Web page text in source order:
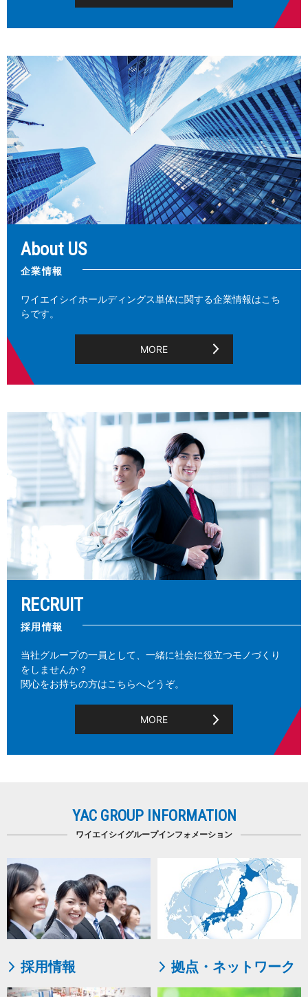
About US
企業情報
ワイエイシイホールディングス単体に関する企業情報はこち
らです。
MORE
RECRUIT
採用情報
当社グループの一員として、一緒に社会に役立つモノづくり
をしませんか？
関心をお持ちの方はこちらへどうぞ。
MORE
YAC GROUP INFORMATION
ワイエイシイグループインフォメーション
採用情報 拠点・ネットワーク